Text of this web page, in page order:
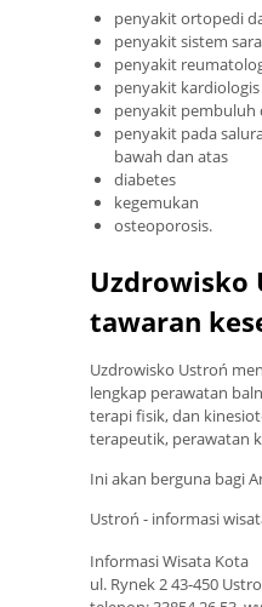
penyakit ortopedi
penyakit sistem
penyakit
penyakit
penyakit pembuluh
penyakit pada
bawah dan atas
diabetes
kegemukan
osteoporosis.
Uzdrowisko
tawaran
Uzdrowisko Ustroń
lengkap perawatan
terapi fisik, dan
terapeutik, perawatan
Ini akan berguna bagi
Ustroń - informasi
Informasi Wisata Kota
ul. Rynek 2 43-450